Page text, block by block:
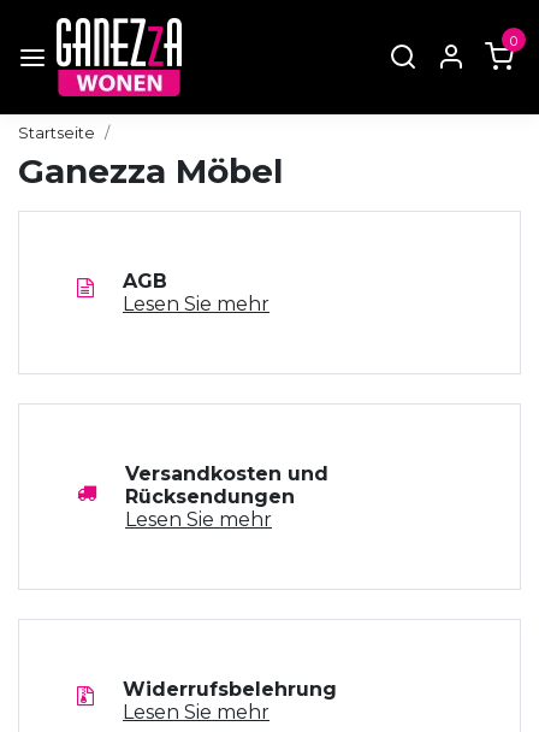
0
Startseite
Ganezza Möbel
AGB
Lesen Sie mehr
Versandkosten und
Rücksendungen
Lesen Sie mehr
Widerrufsbelehrung
Lesen Sie mehr